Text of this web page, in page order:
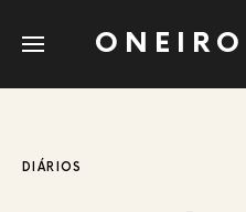
DIÁRIOS